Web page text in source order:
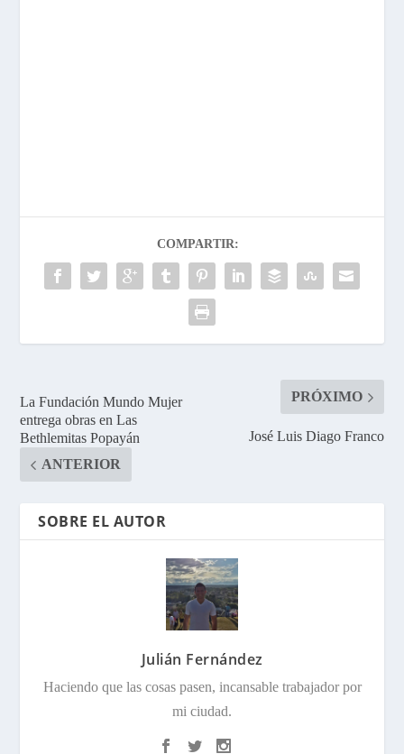
COMPARTIR:
La Fundación Mundo Mujer
entrega obras en Las
Bethlemitas Popayán
ANTERIOR
PRÓXIMO
José Luis Diago Franco
SOBRE EL AUTOR
Julián Fernández
Haciendo que las cosas pasen, incansable trabajador por
mi ciudad.